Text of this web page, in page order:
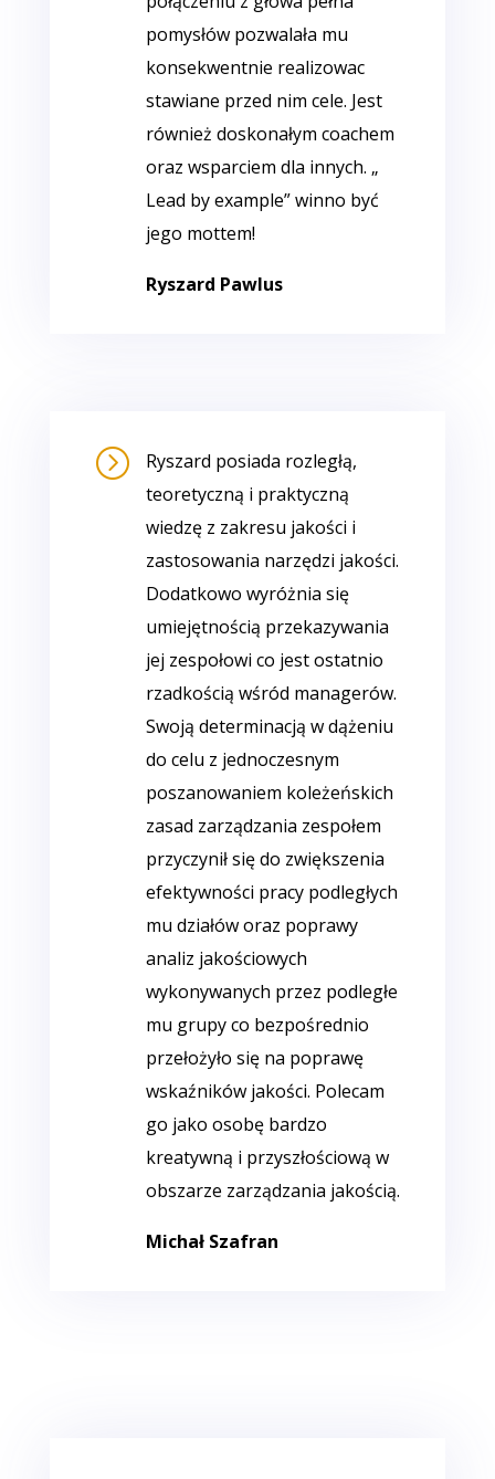
pomysłów pozwalała mu
konsekwentnie realizowac
stawiane przed nim cele. Jest
również doskonałym coachem
oraz wsparciem dla innych. „
Lead by example” winno być
jego mottem!
Ryszard Pawlus
=
Ryszard posiada rozległą,
teoretyczną i praktyczną
wiedzę z zakresu jakości i
zastosowania narzędzi jakości.
Dodatkowo wyróżnia się
umiejętnością przekazywania
jej zespołowi co jest ostatnio
rzadkością wśród managerów.
Swoją determinacją w dążeniu
do celu z jednoczesnym
poszanowaniem koleżeńskich
zasad zarządzania zespołem
przyczynił się do zwiększenia
efektywności pracy podległych
mu działów oraz poprawy
analiz jakościowych
wykonywanych przez podległe
mu grupy co bezpośrednio
przełożyło się na poprawę
wskaźników jakości. Polecam
go jako osobę bardzo
kreatywną i przyszłościową w
obszarze zarządzania jakością.
Michał Szafran